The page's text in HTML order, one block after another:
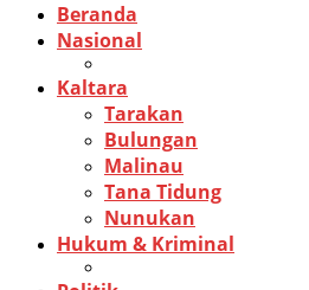
Beranda
Nasional
Kaltara
Tarakan
Bulungan
Malinau
Tana Tidung
Nunukan
Hukum & Kriminal